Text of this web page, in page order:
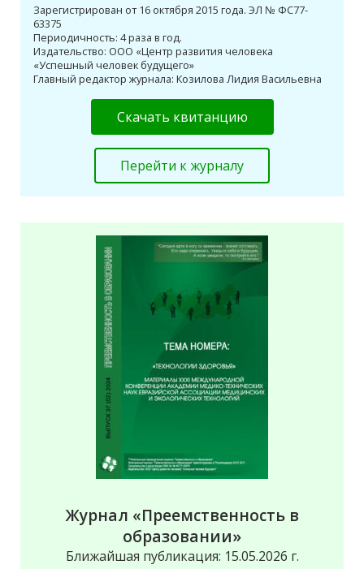
Зарегистрирован от 16 октября 2015 года. ЭЛ № ФС77-
63375
Периодичность: 4 раза в год.
Издательство: ООО «Центр развития человека
«Успешный человек будущего»
Главный редактор журнала: Козилова Лидия Васильевна
Скачать квитанцию
Перейти к журналу
Журнал «Преемственность в
образовании»
Ближайшая публикация: 15.05.2026 г.